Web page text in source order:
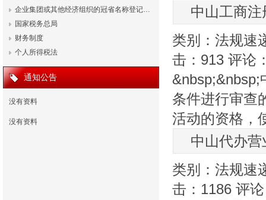
中山工商
类别： 法规速
击： 913 评论
&nbsp;&nbsp;
条件进行审查
活动的资格，
中山代办
类别： 法规速
击： 1186 评
企业集团或其他经济组织的冠省名称登记…
国家税务总局
财务制度
个人所得税法
通知公告
没有资料
没有资料